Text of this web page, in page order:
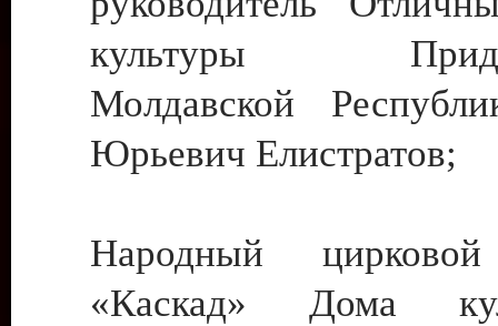
культуры
Молдавской
Юрьевич Елистратов;
Народный цирковой
«Каскад» Дома